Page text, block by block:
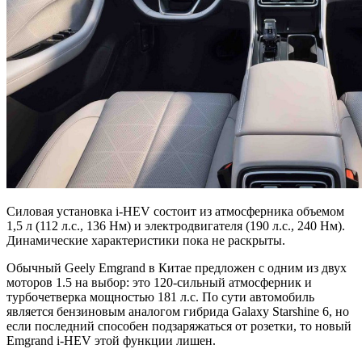
Силовая установка i-HEV состоит из атмосферника объемом
1,5 л (112 л.с., 136 Нм) и электродвигателя (190 л.с., 240 Нм).
Динамические характеристики пока не раскрыты.
Обычный Geely Emgrand в Китае предложен с одним из двух
моторов 1.5 на выбор: это 120-сильный атмосферник и
турбочетверка мощностью 181 л.с. По сути автомобиль
является бензиновым аналогом гибрида Galaxy Starshine 6, но
если последний способен подзаряжаться от розетки, то новый
Emgrand i-HEV этой функции лишен.